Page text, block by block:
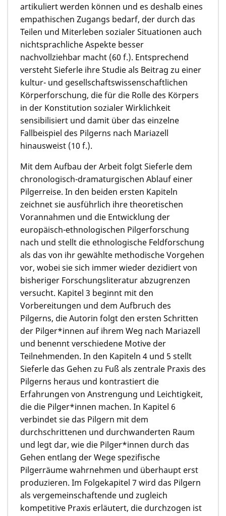
artikuliert werden können und es deshalb eines
empathischen Zugangs bedarf, der durch das
Teilen und Miterleben sozialer Situationen auch
nichtsprachliche Aspekte besser
nachvollziehbar macht (60 f.). Entsprechend
versteht Sieferle ihre Studie als Beitrag zu einer
kultur- und gesellschaftswissenschaftlichen
Körperforschung, die für die Rolle des Körpers
in der Konstitution sozialer Wirklichkeit
sensibilisiert und damit über das einzelne
Fallbeispiel des Pilgerns nach Mariazell
hinausweist (10 f.).
Mit dem Aufbau der Arbeit folgt Sieferle dem
chronologisch-dramaturgischen Ablauf einer
Pilgerreise. In den beiden ersten Kapiteln
zeichnet sie ausführlich ihre theoretischen
Vorannahmen und die Entwicklung der
europäisch-ethnologischen Pilgerforschung
nach und stellt die ethnologische Feldforschung
als das von ihr gewählte methodische Vorgehen
vor, wobei sie sich immer wieder dezidiert von
bisheriger Forschungsliteratur abzugrenzen
versucht. Kapitel 3 beginnt mit den
Vorbereitungen und dem Aufbruch des
Pilgerns, die Autorin folgt den ersten Schritten
der Pilger*innen auf ihrem Weg nach Mariazell
und benennt verschiedene Motive der
Teilnehmenden. In den Kapiteln 4 und 5 stellt
Sieferle das Gehen zu Fuß als zentrale Praxis des
Pilgerns heraus und kontrastiert die
Erfahrungen von Anstrengung und Leichtigkeit,
die die Pilger*innen machen. In Kapitel 6
verbindet sie das Pilgern mit dem
durchschrittenen und durchwanderten Raum
und legt dar, wie die Pilger*innen durch das
Gehen entlang der Wege spezifische
Pilgerräume wahrnehmen und überhaupt erst
produzieren. Im Folgekapitel 7 wird das Pilgern
als vergemeinschaftende und zugleich
kompetitive Praxis erläutert, die durchzogen ist